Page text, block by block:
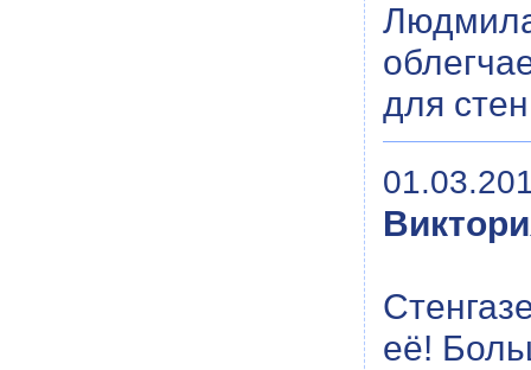
для
её!